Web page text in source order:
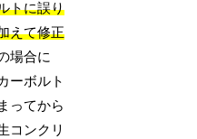
トに誤り
えて修正
場合に
ーボルト
ってから
コンクリ